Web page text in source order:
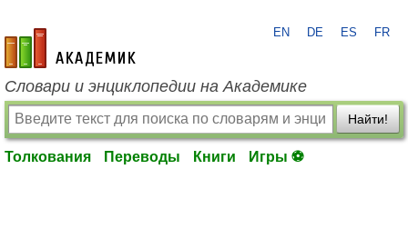
academic.ru
EN DE ES FR
Словари и энциклопедии на Академике
Найти!
Толкования Переводы Книги Игры ⚽